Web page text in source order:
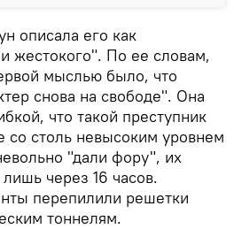
описала его как
жестокого". По ее словам,
мыслью было, что
снова на свободе". Она
что такой преступник
со столь невысоким уровнем
"дали фору", их
через 16 часов.
перепилили решетки
тоннелям.